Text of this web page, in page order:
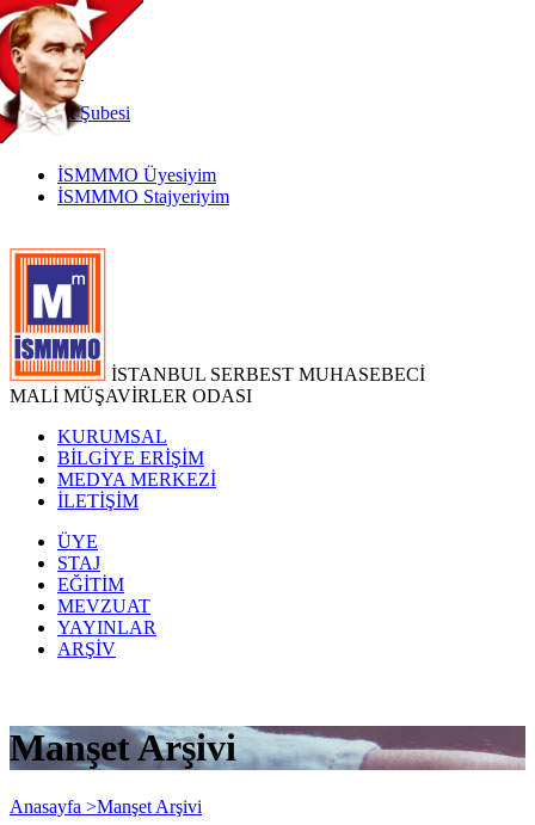
TR
|
EN
İnternetŞubesi
İSMMMO Üyesiyim
İSMMMO Stajyeriyim
İSTANBUL SERBEST MUHASEBECİ
MALİ MÜŞAVİRLER ODASI
KURUMSAL
BİLGİYE ERİŞİM
MEDYA MERKEZİ
İLETİŞİM
ÜYE
STAJ
EĞİTİM
MEVZUAT
YAYINLAR
ARŞİV
Manşet Arşivi
Anasayfa >Manşet Arşivi